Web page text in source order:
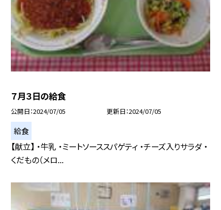
７月３日の給食
公開日 2024/07/05 更新日 2024/07/05
給食
【献立】 ・牛乳 ・ミートソーススパゲティ ・チーズ入りサラダ ・
くだもの（メロ...